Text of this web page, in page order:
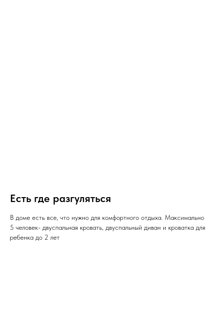
Есть где разгуляться
В доме есть все, что нужно для комфортного отдыха. Мaкcимальнo
5 человeк- двуспaльная кровaть, двуcпальный диван и кpоваткa для
ребенка до 2 лет